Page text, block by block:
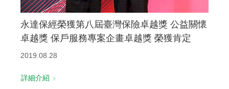
永達保經榮獲第八屆臺灣保險卓越獎 公益關懷
卓越獎 保戶服務專案企畫卓越獎 榮獲肯定
2019.08.28
詳細介紹